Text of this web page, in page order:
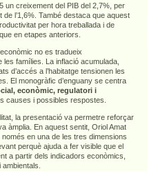
un creixement del PIB del 2,7%, per
l’1,6%. També destaca que aquest
per hora treballada i de
en etapes anteriors.
no es tradueix
famílies. La inflació acumulada,
d’accés a l’habitatge tensionen les
El monogràfic d’enguany se centra
econòmic, regulatori i
causes i possibles respostes.
la presentació va permetre reforçar
àmplia. En aquest sentit, Oriol Amat
en una de les tres dimensions
perquè ajuda a fer visible que el
a partir dels indicadors econòmics,